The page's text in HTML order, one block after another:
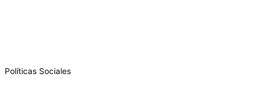
Políticas Sociales